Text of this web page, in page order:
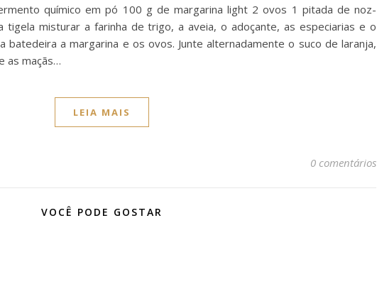
químico em pó 100 g de margarina light 2 ovos 1 pitada de noz-
tigela misturar a farinha de trigo, a aveia, o adoçante, as especiarias e o
batedeira a margarina e os ovos. Junte alternadamente o suco de laranja,
as maçãs…
LEIA MAIS
0 comentários
VOCÊ PODE GOSTAR